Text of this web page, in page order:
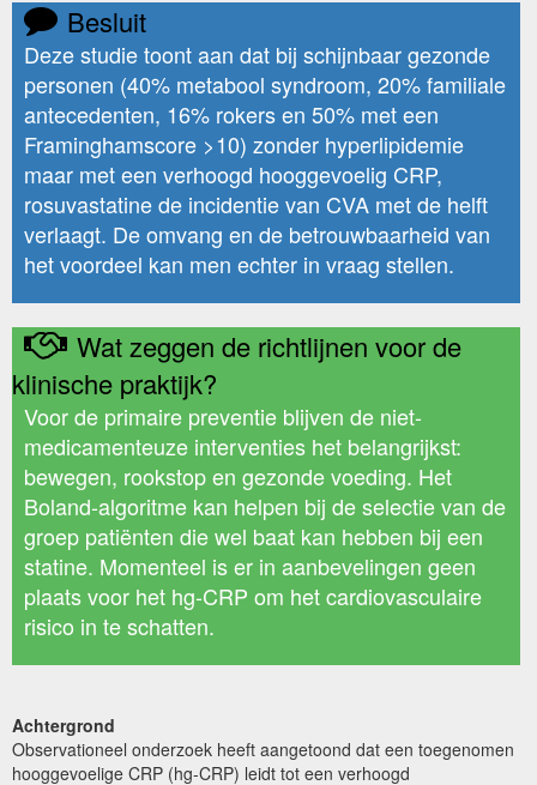
Besluit
Deze studie toont aan dat bij schijnbaar gezonde
personen (40% metabool syndroom, 20% familiale
antecedenten, 16% rokers en 50% met een
Framinghamscore >10) zonder hyperlipidemie
maar met een verhoogd hooggevoelig CRP,
rosuvastatine de incidentie van CVA met de helft
verlaagt. De omvang en de betrouwbaarheid van
het voordeel kan men echter in vraag stellen.
Wat zeggen de richtlijnen voor de
klinische praktijk?
Voor de primaire preventie blijven de niet-
medicamenteuze interventies het belangrijkst:
bewegen, rookstop en gezonde voeding. Het
Boland-algoritme kan helpen bij de selectie van de
groep patiënten die wel baat kan hebben bij een
statine. Momenteel is er in aanbevelingen geen
plaats voor het hg-CRP om het cardiovasculaire
risico in te schatten.
Achtergrond
Observationeel onderzoek heeft aangetoond dat een toegenomen
hooggevoelige CRP (hg-CRP) leidt tot een verhoogd